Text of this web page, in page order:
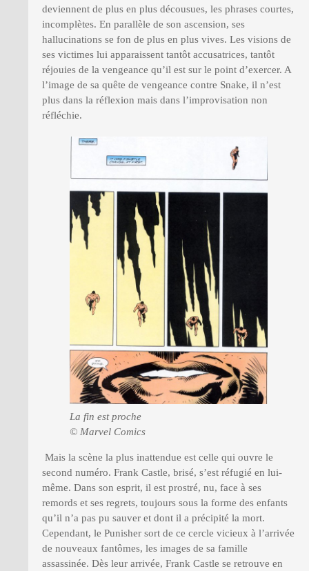
deviennent de plus en plus décousues, les phrases courtes,
incomplètes. En parallèle de son ascension, ses
hallucinations se fon de plus en plus vives. Les visions de
ses victimes lui apparaissent tantôt accusatrices, tantôt
réjouies de la vengeance qu’il est sur le point d’exercer. A
l’image de sa quête de vengeance contre Snake, il n’est
plus dans la réflexion mais dans l’improvisation non
réfléchie.
La fin est proche
© Marvel Comics
Mais la scène la plus inattendue est celle qui ouvre le
second numéro. Frank Castle, brisé, s’est réfugié en lui-
même. Dans son esprit, il est prostré, nu, face à ses
remords et ses regrets, toujours sous la forme des enfants
qu’il n’a pas pu sauver et dont il a précipité la mort.
Cependant, le Punisher sort de ce cercle vicieux à l’arrivée
de nouveaux fantômes, les images de sa famille
assassinée. Dès leur arrivée, Frank Castle se retrouve en